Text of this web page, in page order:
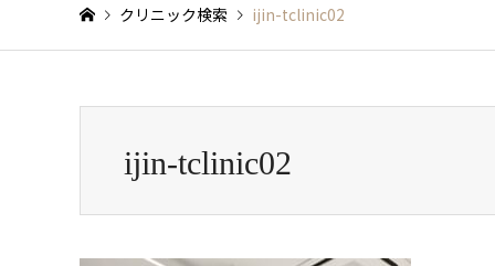
クリニック検索 ijin-tclinic02
ijin-tclinic02